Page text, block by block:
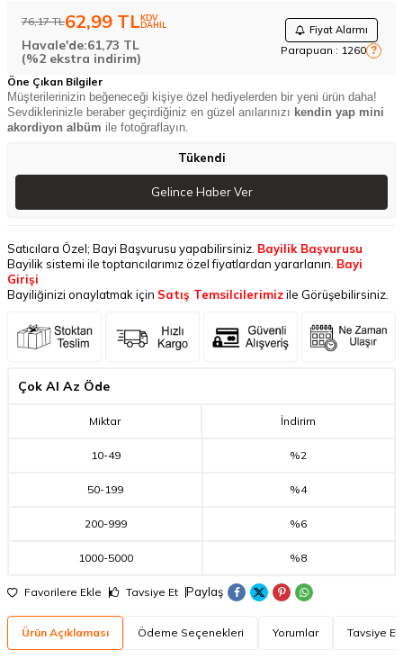
76,17TL62,99 TLKDV
DAHİL Fiyat Alarmı
Parapuan : 1260 ?
Havale'de:61,73 TL
(%2 ekstra indirim)
Öne Çıkan Bilgiler
Müşterilerinizin beğeneceği kişiye özel hediyelerden bir yeni ürün daha!
Sevdiklerinizle beraber geçirdiğiniz en güzel anılarınızı kendin yap mini
akordiyon albüm ile fotoğraflayın.
Tükendi
Gelince Haber Ver
Satıcılara Özel; Bayi Başvurusu yapabilirsiniz. Bayilik Başvurusu
Bayilik sistemi ile toptancılarımız özel fiyatlardan yararlanın. Bayi
Girişi
Bayiliğinizi onaylatmak için Satış Temsilcilerimizile Görüşebilirsiniz.
Çok Al Az Öde
Miktar İndirim
10-49 %2
50-199 %4
200-999 %6
1000-5000 %8
Favorilere Ekle Tavsiye Et Paylaş
Ürün Açıklaması Ödeme Seçenekleri Yorumlar Tavsiye Et